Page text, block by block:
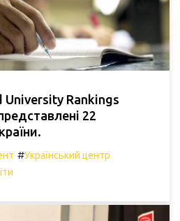
University Rankings
22
#Український центр